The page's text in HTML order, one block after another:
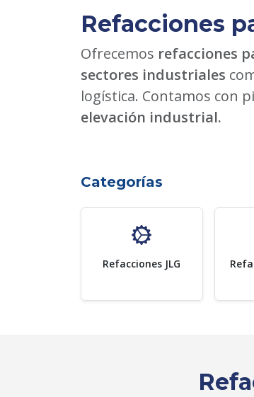
Refacciones
Ofrecemos refacciones
sectores industriales
logística. Contamos con
elevación industrial.
Categorías
Refacciones JLG